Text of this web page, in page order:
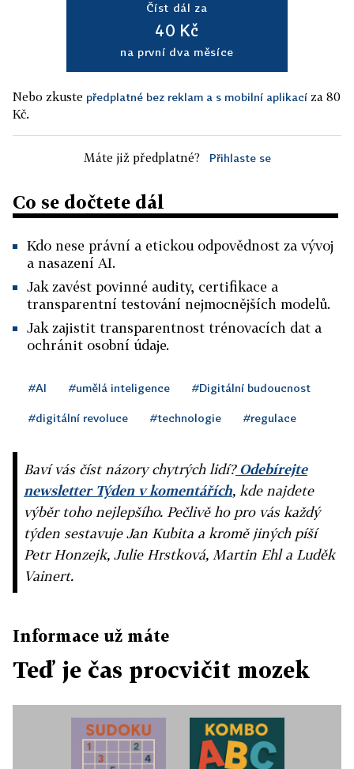
Číst dál za
40 Kč
na první dva měsíce
Nebo zkuste předplatné bez reklam a s mobilní aplikací za 80
Kč.
Máte již předplatné? Přihlaste se
Co se dočtete dál
Kdo nese právní a etickou odpovědnost za vývoj
a nasazení AI.
Jak zavést povinné audity, certifikace a
transparentní testování nejmocnějších modelů.
Jak zajistit transparentnost trénovacích dat a
ochránit osobní údaje.
#AI #umělá inteligence #Digitální budoucnost
#digitální revoluce #technologie #regulace
Baví vás číst názory chytrých lidí?Odebírejte
newsletter Týden v komentářích, kde najdete
výběr toho nejlepšího. Pečlivě ho pro vás každý
týden sestavuje Jan Kubita a kromě jiných píší
Petr Honzejk, Julie Hrstková, Martin Ehl a Luděk
Vainert.
Informace už máte
Teď je čas procvičit mozek